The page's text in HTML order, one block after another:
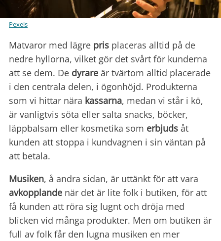
Pexels
Matvaror med lägre pris placeras alltid på de
nedre hyllorna, vilket gör det svårt för kunderna
att se dem. De dyrare är tvärtom alltid placerade
i den centrala delen, i ögonhöjd. Produkterna
som vi hittar nära kassarna, medan vi står i kö,
är vanligtvis söta eller salta snacks, böcker,
läppbalsam eller kosmetika som erbjuds åt
kunden att stoppa i kundvagnen i sin väntan på
att betala.
Musiken, å andra sidan, är uttänkt för att vara
avkopplande när det är lite folk i butiken, för att
få kunden att röra sig lugnt och dröja med
blicken vid många produkter. Men om butiken är
full av folk får den lugna musiken en mer